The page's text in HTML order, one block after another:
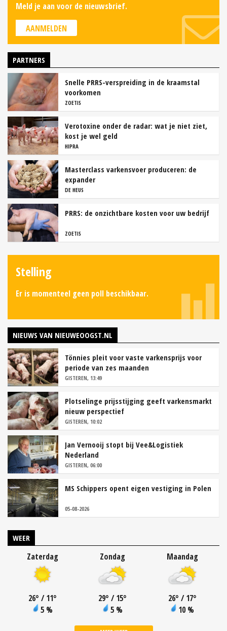
Meld je aan voor de nieuwsbrief.
AANMELDEN
PARTNERS
Snelle PRRS-verspreiding in de kraamstal
voorkomen
ZOETIS
Verotoxine onder de radar: wat je niet ziet,
kost je wel geld
HIPRA
Masterclass varkensvoer produceren: de
expander
DE HEUS
PRRS: de onzichtbare kosten voor uw bedrijf
ZOETIS
Stelling
Er is momenteel geen poll beschikbaar.
NIEUWS VAN NIEUWEOOGST.NL
Tönnies pleit voor vaste varkensprijs voor
periode van zes maanden
GISTEREN, 13:49
Plotselinge prijsstijging geeft varkensmarkt
nieuw perspectief
GISTEREN, 10:02
Jan Vernooij stopt bij Vee&Logistiek
Nederland
GISTEREN, 06:00
MS Schippers opent eigen vestiging in Polen
05-08-2026
WEER
Zaterdag
26° / 11°
5 %
Zondag
29° / 15°
5 %
Maandag
26° / 17°
10 %